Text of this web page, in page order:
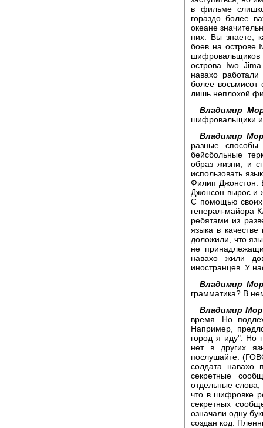
в фильме
гораздо более
океане
них. Вы знаете,
боев на острове
острова Iwo
навахо
более
лишь неплохой
Владимир
шифровальщики
Владимир
разные способы
бейсбольные
образ жизни, и
использовать
Филип Джонстон.
Джонсон вырос и
С помощью своих
генерал-майора
ребятами из
языка в
доложили, что
не
навахо жили
иностранцев. У
Владимир
грамматика? В
Владимир
время. Но
Например,
город я иду". Но
нет в других
послушайте.
солдата навахо
секретные
отдельные
что в шифровке
секретных
означали одну
создан код.